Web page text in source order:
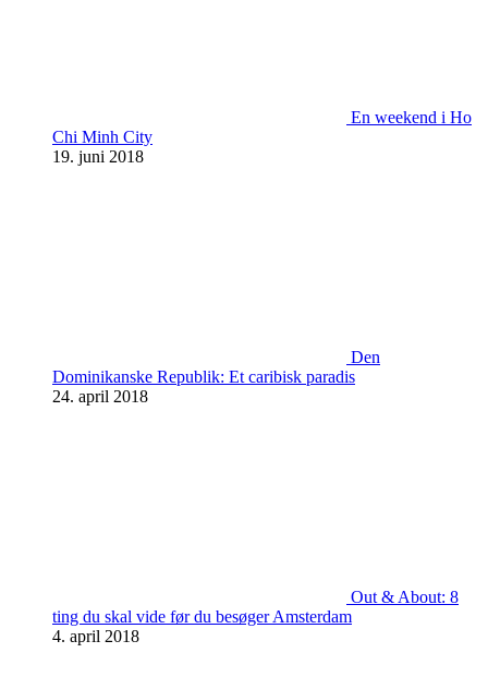
En weekend i Ho
Chi Minh City
19. juni 2018
Den
Dominikanske Republik: Et caribisk paradis
24. april 2018
Out & About: 8
ting du skal vide før du besøger Amsterdam
4. april 2018